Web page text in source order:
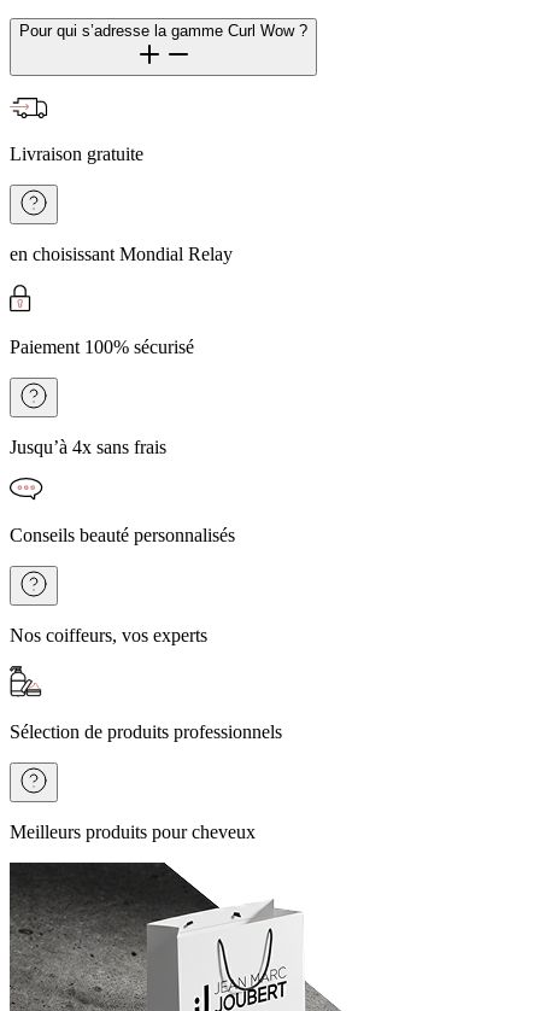
Pour qui s’adresse la gamme Curl Wow ?
Livraison gratuite
en choisissant Mondial Relay
Paiement 100% sécurisé
Jusqu’à 4x sans frais
Conseils beauté personnalisés
Nos coiffeurs, vos experts
Sélection de produits professionnels
Meilleurs produits pour cheveux